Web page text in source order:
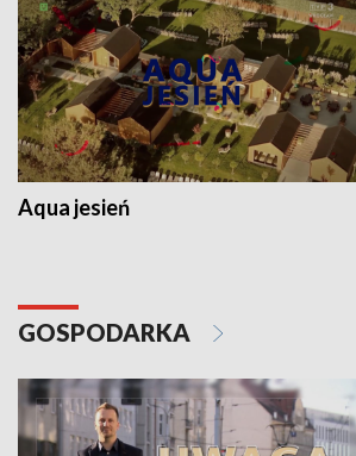
Aqua jesień
GOSPODARKA